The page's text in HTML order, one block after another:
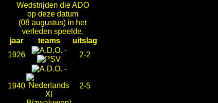
Wedstrijden die ADO
op deze datum
(08 augustus) in het
verleden speelde.
jaar
teams
uitslag
1926
-
2-2
1940
-
2-5